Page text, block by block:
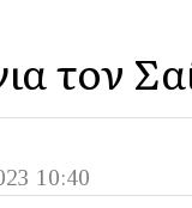
τον
10:40